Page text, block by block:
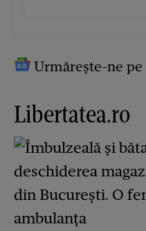
Urmărește-ne pe
Libertatea.ro